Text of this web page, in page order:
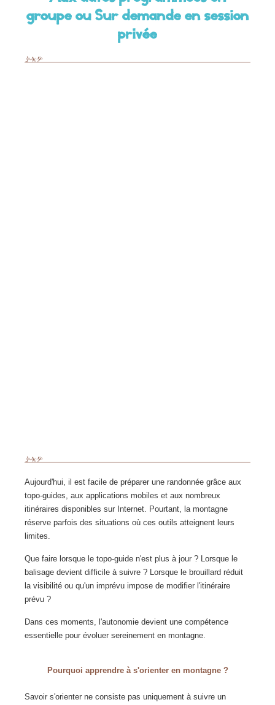
groupe ou Sur demande en session
privée
Aujourd'hui, il est facile de préparer une randonnée grâce aux
topo-guides, aux applications mobiles et aux nombreux
itinéraires disponibles sur Internet. Pourtant, la montagne
réserve parfois des situations où ces outils atteignent leurs
limites.
Que faire lorsque le topo-guide n'est plus à jour ? Lorsque le
balisage devient difficile à suivre ? Lorsque le brouillard réduit
la visibilité ou qu'un imprévu impose de modifier l'itinéraire
prévu ?
Dans ces moments, l'autonomie devient une compétence
essentielle pour évoluer sereinement en montagne.
Pourquoi apprendre à s'orienter en montagne ?
Savoir s'orienter ne consiste pas uniquement à suivre un